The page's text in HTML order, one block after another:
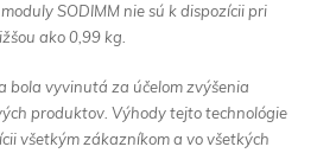
SODIMM nie sú k dispozícii pri
ako 0,99 kg.
bola vyvinutá za účelom zvýšenia
produktov. Výhody tejto technológie
všetkým zákazníkom a vo všetkých